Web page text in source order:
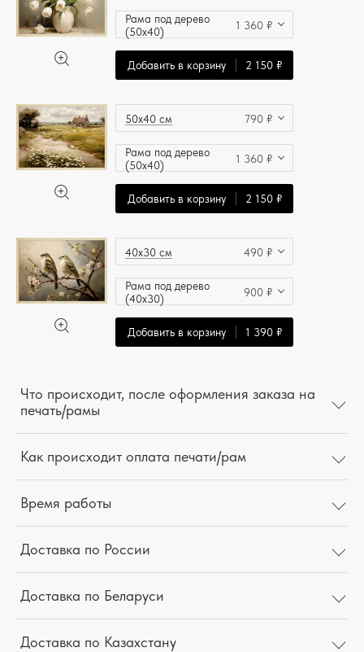
Рама под дерево
(50x40)
1 360 ₽
Добавить в корзину 2 150 ₽
50x40 см 790 ₽
Рама под дерево
(50x40)
1 360 ₽
Добавить в корзину 2 150 ₽
40x30 см 490 ₽
Рама под дерево
(40x30)
900 ₽
Добавить в корзину 1 390 ₽
Что происходит, после оформления заказа на
печать/рамы
Как происходит оплата печати/рам
Время работы
Доставка по России
Доставка по Беларуси
Доставка по Казахстану